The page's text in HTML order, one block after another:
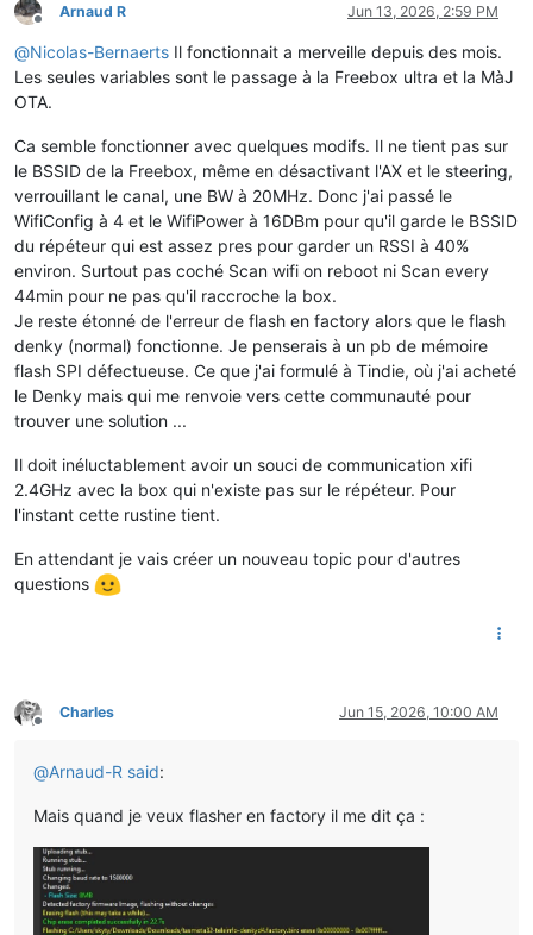
Offline
Arnaud R Jun 13, 2026, 2:59 PM
@Nicolas-Bernaerts Il fonctionnait a merveille depuis des mois.
Les seules variables sont le passage à la Freebox ultra et la MàJ
OTA.
Ca semble fonctionner avec quelques modifs. Il ne tient pas sur
le BSSID de la Freebox, même en désactivant l'AX et le steering,
verrouillant le canal, une BW à 20MHz. Donc j'ai passé le
WifiConfig à 4 et le WifiPower à 16DBm pour qu'il garde le BSSID
du répéteur qui est assez pres pour garder un RSSI à 40%
environ. Surtout pas coché Scan wifi on reboot ni Scan every
44min pour ne pas qu'il raccroche la box.
Je reste étonné de l'erreur de flash en factory alors que le flash
denky (normal) fonctionne. Je penserais à un pb de mémoire
flash SPI défectueuse. Ce que j'ai formulé à Tindie, où j'ai acheté
le Denky mais qui me renvoie vers cette communauté pour
trouver une solution ...
Il doit inéluctablement avoir un souci de communication xifi
2.4GHz avec la box qui n'existe pas sur le répéteur. Pour
l'instant cette rustine tient.
En attendant je vais créer un nouveau topic pour d'autres
questions
Offline
Charles Jun 15, 2026, 10:00 AM
@Arnaud-R said:
Mais quand je veux flasher en factory il me dit ça :